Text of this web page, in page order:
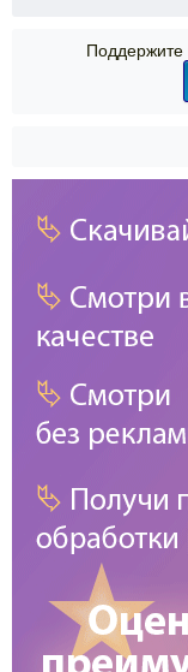
Поддержите